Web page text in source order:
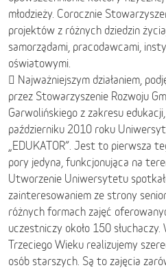
młodzieży. Corocznie
projektów z różnych dziedzin
samorządami, pracodawcami,
oświatowymi.
 Najważniejszym działaniem,
przez Stowarzyszenie Rozwoju
Garwolińskiego z zakresu
październiku 2010 roku
„EDUKATOR”. Jest to pierwsza
pory jedyna, funkcjonująca na
Utworzenie Uniwersytetu
zainteresowaniem ze strony
różnych formach zajęć
uczestniczy około 150
Trzeciego Wieku realizujemy
osób starszych. Są to zajęcia